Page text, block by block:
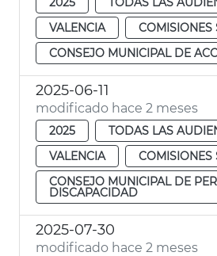
VALENCIA
COMISIONES
CONSEJO MUNICIPAL DE
2025-06-11
modificado hace 2 meses
2025
TODAS LAS
VALENCIA
COMISIONES
CONSEJO MUNICIPAL DE
DISCAPACIDAD
2025-07-30
modificado hace 2 meses